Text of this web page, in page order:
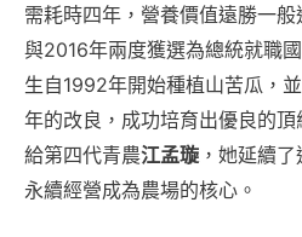
需耗時四年，營養價值遠勝一
與2016年兩度獲選為總統就職
生自1992年開始種植山苦瓜，
年的改良，成功培育出優良的
給第四代青農江孟璇 ，她延續
永續經營成為農場的核心。